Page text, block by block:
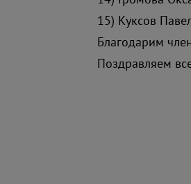
15) Куксов
Благодарим
Поздравляем